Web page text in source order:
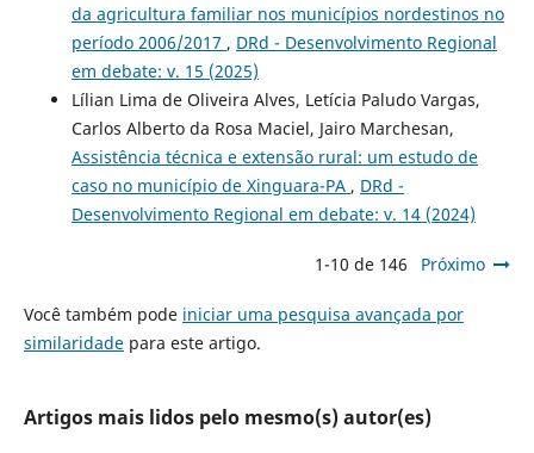
da agricultura familiar nos municípios nordestinos no
período 2006/2017 , DRd - Desenvolvimento Regional
em debate: v. 15 (2025)
Lílian Lima de Oliveira Alves, Letícia Paludo Vargas,
Carlos Alberto da Rosa Maciel, Jairo Marchesan,
Assistência técnica e extensão rural: um estudo de
caso no município de Xinguara-PA , DRd -
Desenvolvimento Regional em debate: v. 14 (2024)
1-10 de 146 Próximo
Você também pode iniciar uma pesquisa avançada por
similaridadepara este artigo.
Artigos mais lidos pelo mesmo(s) autor(es)